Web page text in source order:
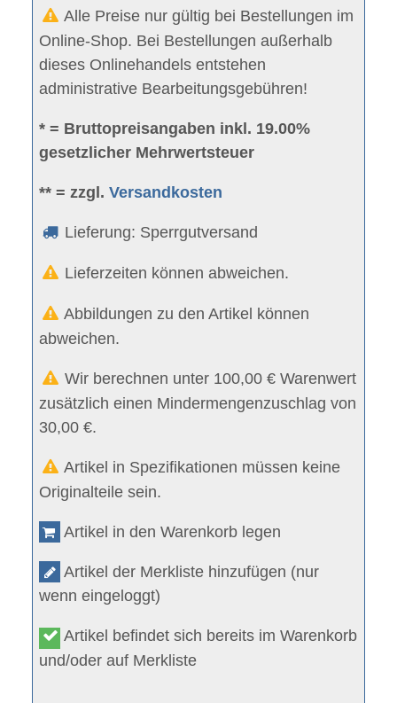
Alle Preise nur gültig bei Bestellungen im
Online-Shop. Bei Bestellungen außerhalb
dieses Onlinehandels entstehen
administrative Bearbeitungsgebühren!
* = Bruttopreisangaben inkl. 19.00%
gesetzlicher Mehrwertsteuer
** = zzgl.Versandkosten
Lieferung: Sperrgutversand
Lieferzeiten können abweichen.
Abbildungen zu den Artikel können
abweichen.
Wir berechnen unter 100,00 € Warenwert
zusätzlich einen Mindermengenzuschlag von
30,00 €.
Artikel in Spezifikationen müssen keine
Originalteile sein.
Artikel in den Warenkorb legen
Artikel der Merkliste hinzufügen (nur
wenn eingeloggt)
Artikel befindet sich bereits im Warenkorb
und/oder auf Merkliste